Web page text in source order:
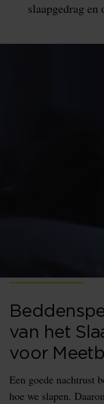
slaapgedrag en
van het
voor
Een goede nachtrust
hoe we slapen.